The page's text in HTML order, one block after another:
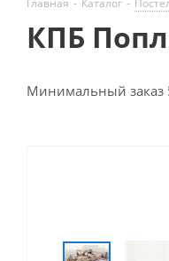
Главная - Каталог -
КПБ
Минимальный заказ